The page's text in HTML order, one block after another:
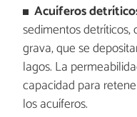
Acuíferos
sedimentos detríticos,
grava, que se
lagos. La
capacidad para
los acuíferos.